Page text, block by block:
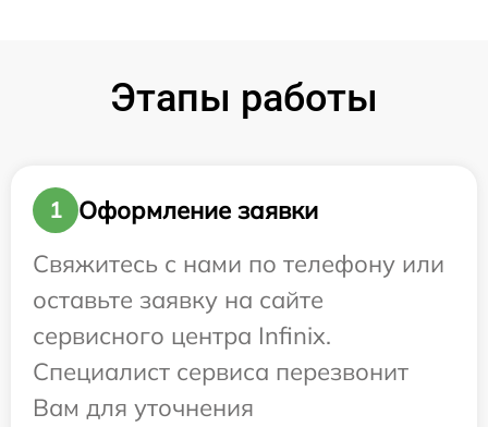
Этапы работы
1
Оформление заявки
Свяжитесь с нами по телефону или
оставьте заявку на сайте
сервисного центра Infinix.
Специалист сервиса перезвонит
Вам для уточнения